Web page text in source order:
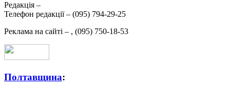
Редакція –
Телефон редакції – (095) 794-29-25
Реклама на сайті – , (095) 750-18-53
Полтавщина: